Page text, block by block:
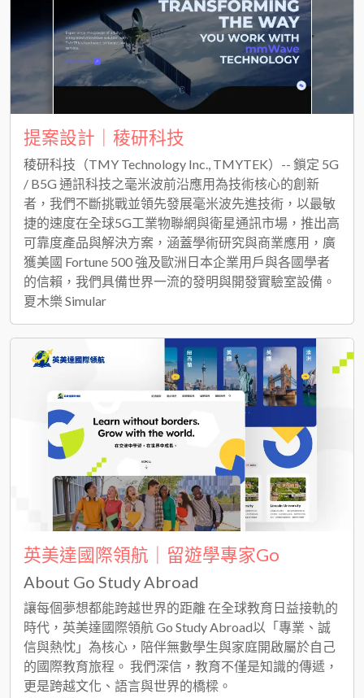
提案設計｜稜研科技
稜研科技（TMY Technology Inc., TMYTEK）-- 鎖定 5G
/ B5G 通訊科技之毫米波前沿應用為技術核心的創新
者，我們不斷挑戰並領先發展毫米波先進技術，以最敏
捷的速度在全球5G工業物聯網與衛星通訊市場，推出高
可靠度產品與解決方案，涵蓋學術研究與商業應用，廣
獲美國 Fortune 500 強及歐洲日本企業用戶與各國學者
的信賴，我們具備世界一流的發明與開發實驗室設備。
夏木樂 Simular
英美達國際領航｜留遊學專家Go
About Go Study Abroad
讓每個夢想都能跨越世界的距離 在全球教育日益接軌的
時代，英美達國際領航 Go Study Abroad以「專業、誠
信與熱忱」為核心，陪伴無數學生與家庭開啟屬於自己
的國際教育旅程。 我們深信，教育不僅是知識的傳遞，
更是跨越文化、語言與世界的橋樑。